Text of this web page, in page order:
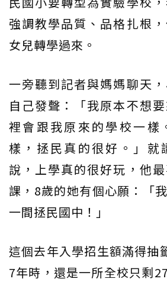
強調教學品質、品格扎根
女兒轉學過來。
一旁聽到記者與媽媽聊天
自己發聲：「我原本不想
裡會跟我原來的學校一樣
樣，拯民真的很好。」就
說，上學真的很好玩，他
課，8歲的她有個心願：「
一間拯民國中！」
這個去年入學招生額滿得抽
7年時，還是一所全校只剩